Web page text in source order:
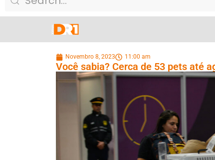
Novembro 8, 2023 11:00 am
Você sabia? Cerca de 53 pets até